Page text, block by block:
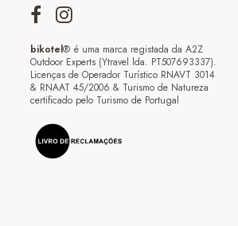
bikotel® é uma marca registada da A2Z
Outdoor Experts (Ytravel lda. PT507693337).
Licenças de Operador Turístico RNAVT 3014
& RNAAT 45/2006 & Turismo de Natureza
certificado pelo Turismo de Portugal